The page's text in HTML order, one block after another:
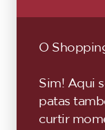
O
Sim! Aqui
patas
curtir